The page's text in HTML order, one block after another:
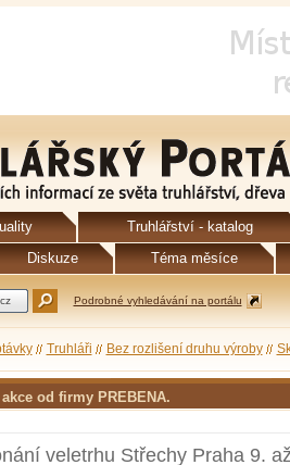
Truhlářství - katalog
Diskuze Téma měsíce
Podrobné vyhledávání na portálu
Truhláři Bez rozlišení druhu výroby
od firmy PREBENA.
veletrhu Střechy Praha 9.